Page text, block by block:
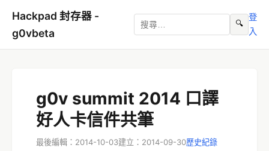
Hackpad 封存器 -
g0vbeta
🔍
登
入
g0v summit 2014 口譯
好人卡信件共筆
最後編輯：2014-10-03建立：2014-09-30歷史紀錄